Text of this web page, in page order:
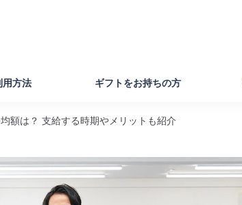
用方法 ギフトをお持ちの方
額は？ 支給する時期やメリットも紹介